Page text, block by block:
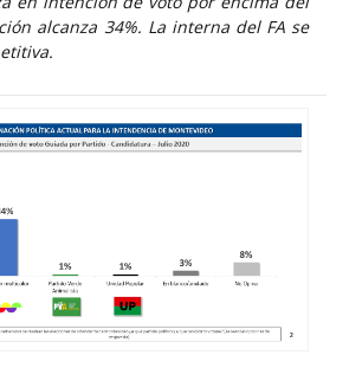
alcanza 34%. La interna del FA se